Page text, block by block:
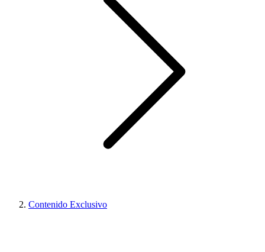
Contenido Exclusivo